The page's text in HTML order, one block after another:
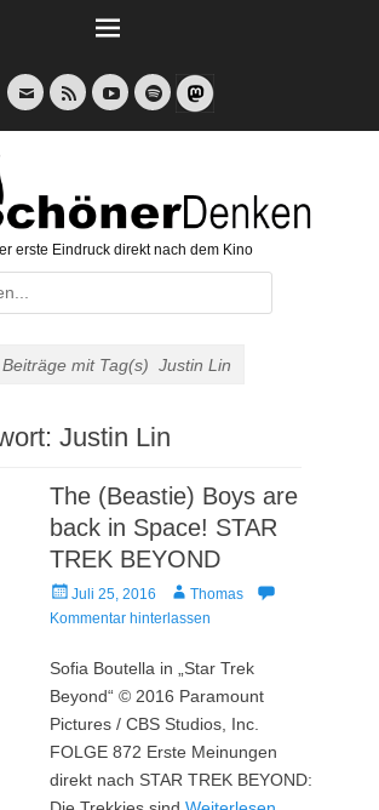
E-
Mail
Feed YouTubeSpotify
erste Eindruck direkt nach dem Kino
Beiträge mit Tag(s) Justin Lin
Justin Lin
The (Beastie) Boys are
back in Space! STAR
TREK BEYOND
Veröffentlicht
am
Juli 25, 2016 AutorThomas
Kommentar hinterlassen
Sofia Boutella in „Star Trek
Beyond“ © 2016 Paramount
Pictures / CBS Studios, Inc.
FOLGE 872 Erste Meinungen
direkt nach STAR TREK BEYOND: